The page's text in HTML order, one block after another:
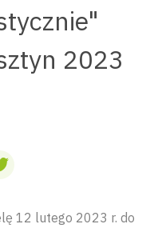
2023
12 lutego 2023 r. do